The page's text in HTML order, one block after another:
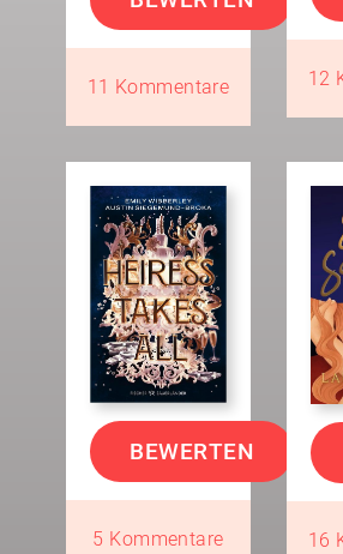
11 Kommentare 12
BEWERTEN
5 Kommentare 16